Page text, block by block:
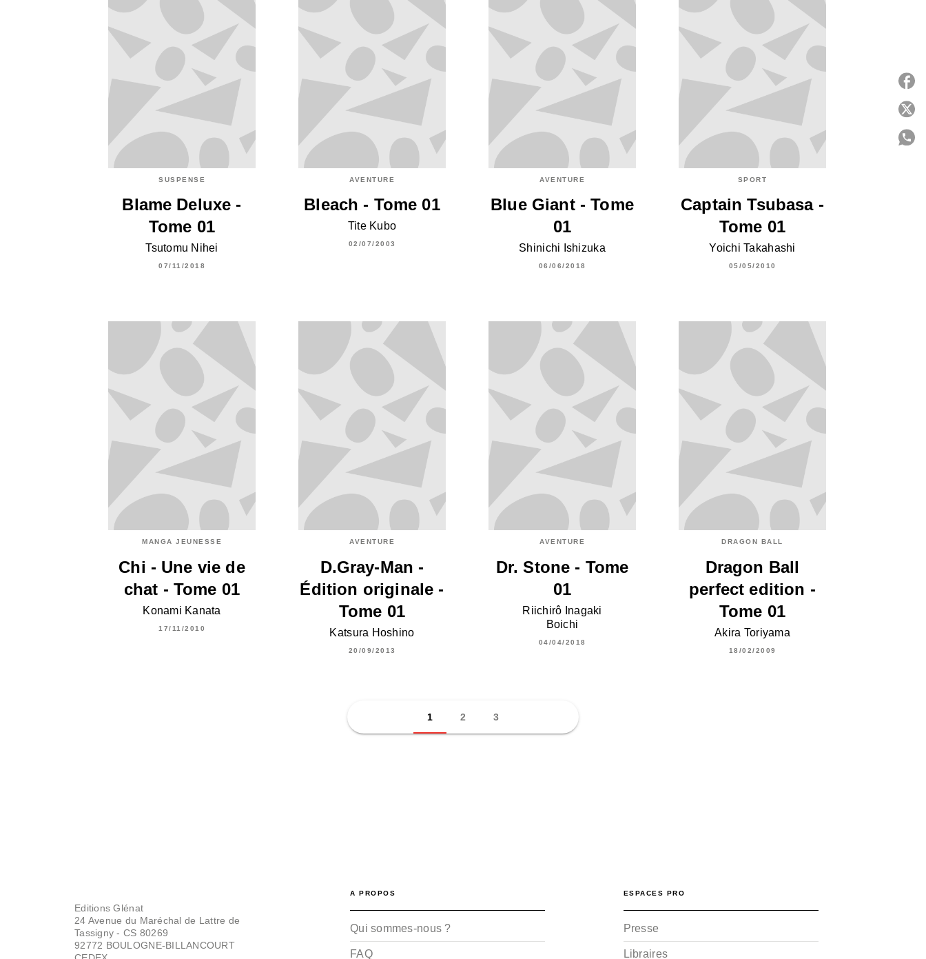
SUSPENSE
Blame Deluxe -
Tome 01
Tsutomu Nihei
07/11/2018
AVENTURE
Bleach - Tome 01
Tite Kubo
02/07/2003
AVENTURE
Blue Giant - Tome
01
Shinichi Ishizuka
06/06/2018
SPORT
Captain Tsubasa -
Tome 01
Yoichi Takahashi
05/05/2010
MANGA JEUNESSE
Chi - Une vie de
chat - Tome 01
Konami Kanata
17/11/2010
AVENTURE
D.Gray-Man -
Édition originale -
Tome 01
Katsura Hoshino
20/09/2013
AVENTURE
Dr. Stone - Tome
01
Riichirô Inagaki
Boichi
04/04/2018
DRAGON BALL
Dragon Ball
perfect edition -
Tome 01
Akira Toriyama
18/02/2009
1 2 3
Editions Glénat
24 Avenue du Maréchal de Lattre de
Tassigny - CS 80269
92772 BOULOGNE-BILLANCOURT
A PROPOS
Qui sommes-nous ?
FAQ
ESPACES PRO
Presse
Libraires